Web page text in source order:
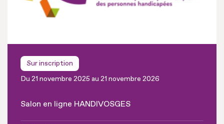
Sur inscription
Du 21 novembre 2025 au 21 novembre 2026
Salon en ligne HANDIVOSGES